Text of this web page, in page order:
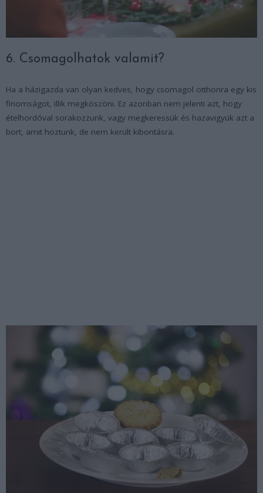
6. Csomagolhatok valamit?
Ha a házigazda van olyan kedves, hogy csomagol otthonra egy kis
finomságot, illik megköszöni. Ez azonban nem jelenti azt, hogy
ételhordóval sorakozzunk, vagy megkeressük és hazavigyük azt a
bort, amit hoztunk, de nem került kibontásra.